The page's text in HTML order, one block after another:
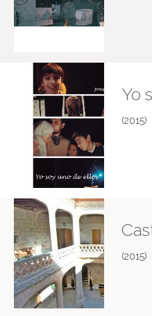
Yo
(2015)
(2015)